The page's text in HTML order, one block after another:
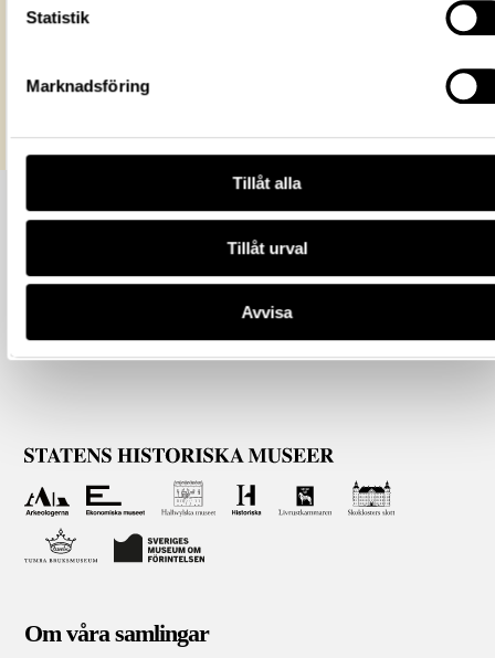
Statistik
Marknadsföring
Tillåt alla
Tillåt urval
Avvisa
All textinformation (metadata) på denna sida är fri att använda
Mer information om licenser hos Statens historiska museer.
Om våra samlingar